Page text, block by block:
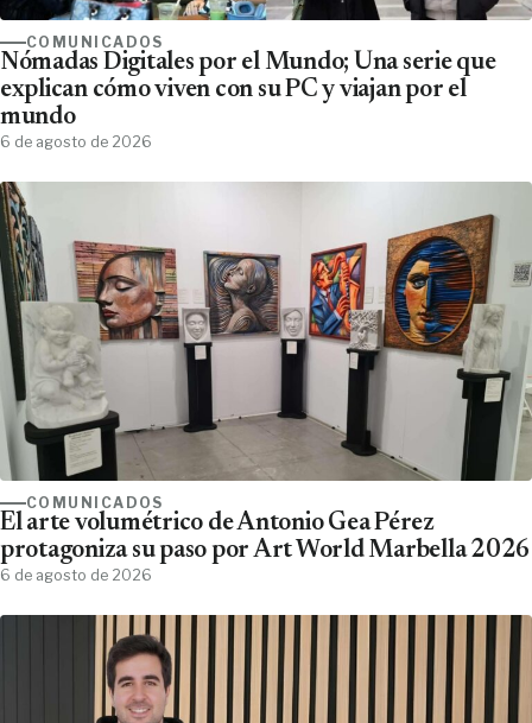
COMUNICADOS
Nómadas Digitales por el Mundo; Una serie que
explican cómo viven con su PC y viajan por el
mundo
6 de agosto de 2026
COMUNICADOS
El arte volumétrico de Antonio Gea Pérez
protagoniza su paso por Art World Marbella 2026
6 de agosto de 2026